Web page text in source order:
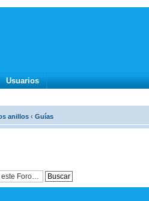
Usuarios
anillos ‹ Guías